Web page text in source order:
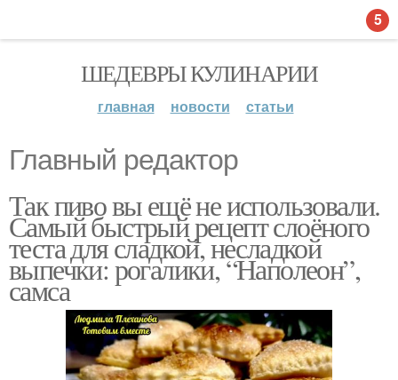
ШЕДЕВРЫ КУЛИНАРИИ
главная новости статьи
Главный редактор
Так пиво вы ещё не использовали.
Самый быстрый рецепт слоёного
теста для сладкой, несладкой
выпечки: рогалики, “Наполеон”,
самса
5